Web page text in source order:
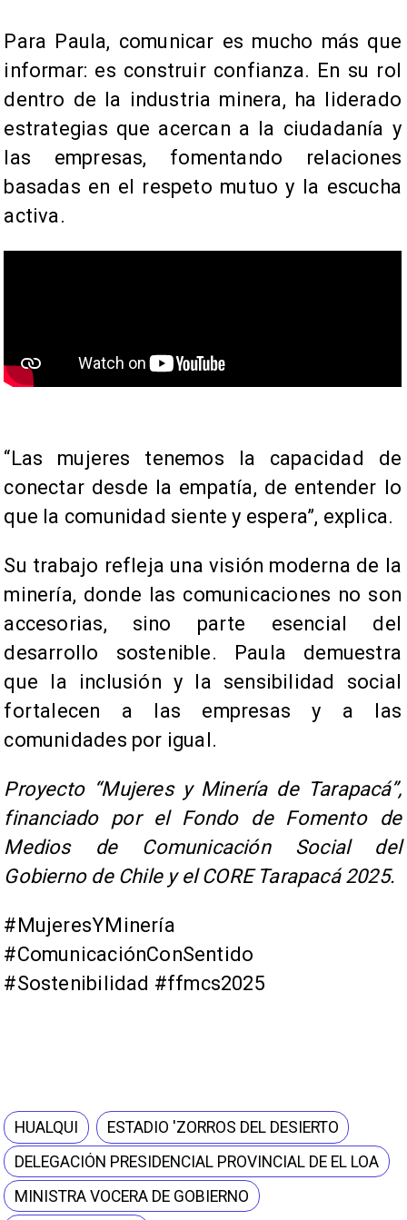
​​Para Paula, comunicar es mucho más que
informar: es construir confianza. En su rol
dentro de la industria minera, ha liderado
estrategias que acercan a la ciudadanía y
las empresas, fomentando relaciones
basadas en el respeto mutuo y la escucha
activa.
“Las mujeres tenemos la capacidad de
conectar desde la empatía, de entender lo
que la comunidad siente y espera”, explica.
Su trabajo refleja una visión moderna de la
minería, donde las comunicaciones no son
accesorias, sino parte esencial del
desarrollo sostenible. Paula demuestra
que la inclusión y la sensibilidad social
fortalecen a las empresas y a las
comunidades por igual.
Proyecto “Mujeres y Minería de Tarapacá”,
financiado por el Fondo de Fomento de
Medios de Comunicación Social del
Gobierno de Chile y el CORE Tarapacá 2025.
#MujeresYMinería
#ComunicaciónConSentido
#Sostenibilidad #ffmcs2025
HUALQUI
ESTADIO 'ZORROS DEL DESIERTO
DELEGACIÓN PRESIDENCIAL PROVINCIAL DE EL LOA
MINISTRA VOCERA DE GOBIERNO